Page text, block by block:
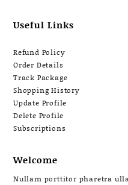
Useful Links
Refund Policy
Order Details
Track Package
Shopping History
Update Profile
Delete Profile
Subscriptions
Welcome
Nullam porttitor pharetra